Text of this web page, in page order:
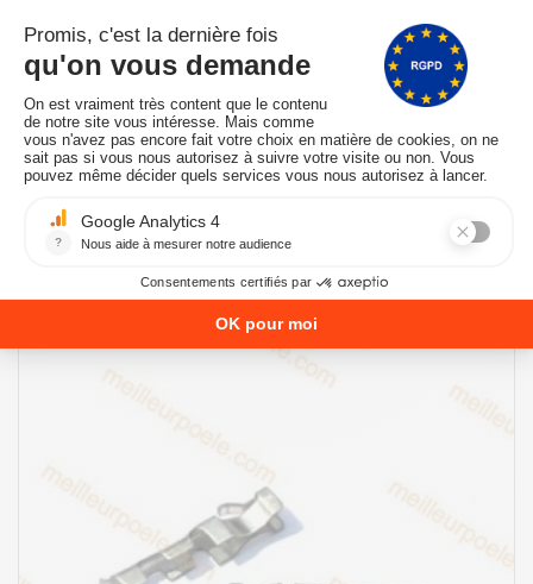
PROMO !
EN STOCK -Expédié sous 24/48 heures
CONNECTEUR FASTON FEMELLE COMPLET POUR BOUGIE
D'ALLUMAGE DE POÊLE À PELLETS VA79490C
BOUGIES-D-ALLUMAGE-POELE-A-PELLETS-PAR-
CARACTERISTIQUES
2,83 €